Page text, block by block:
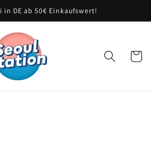
in DE ab 50€ Einkaufswert!